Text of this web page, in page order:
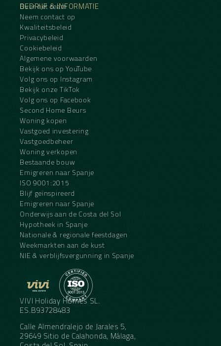
BEDRIJF & INFORMATIE
Over het team
Neem contact op
Kwaliteitsbeleid
Privacybeleid
Cookiebeleid
Algemene voorwaarden
Bekijk ons op YouTube
Volg ons op Instagram
Bekijk onze TikTok
Volg ons op Facebook
Second Home Beurs
Woning kopen
Vastgoed investering
Vastgoedbeheer
Woning verkopen
Bestaande bouw
Emigreren naar Spanje
ISO 9001:2015
Blijf geïnspireerd
Emigreren naar Spanje
Onderwijs aan de Costa del Sol
Hypotheek in Spanje
Nationale & regionale feestdagen
Weekmarkten aan de kust
NIE & verblijfsvergunning in Spanje
VIVI Holiday Homes SL.
ES.B93728483
Calle Almendralejo de Jarales 5,
29649 Sitio de Calahonda, Málaga,